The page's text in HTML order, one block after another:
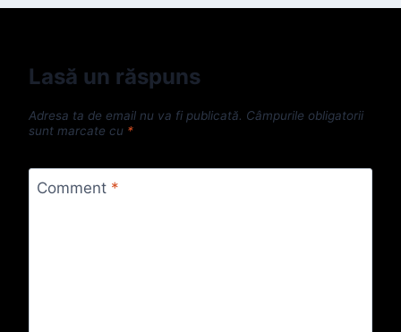
Lasă un răspuns
Adresa ta de email nu va fi publicată. Câmpurile obligatorii
sunt marcate cu *
Comment *